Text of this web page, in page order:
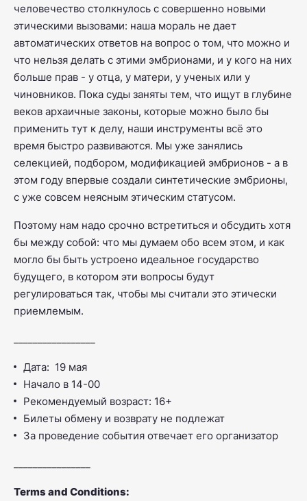
человечество столкнулось с совершенно новыми
этическими вызовами: наша мораль не дает
автоматических ответов на вопрос о том, что можно и
что нельзя делать с этими эмбрионами, и у кого на них
больше прав - у отца, у матери, у ученых или у
чиновников. Пока суды заняты тем, что ищут в глубине
веков архаичные законы, которые можно было бы
применить тут к делу, наши инструменты всё это
время быстро развиваются. Мы уже занялись
селекцией, подбором, модификацией эмбрионов - а в
этом году впервые создали синтетические эмбрионы,
с уже совсем неясным этическим статусом.
Поэтому нам надо срочно встретиться и обсудить хотя
бы между собой: что мы думаем обо всем этом, и как
могло бы быть устроено идеальное государство
будущего, в котором эти вопросы будут
регулироваться так, чтобы мы считали это этически
приемлемым.
Дата: 19 мая
Начало в 14-00
Рекомендуемый возраст: 16+
Билеты обмену и возврату не подлежат
За проведение события отвечает его организатор
Terms and Conditions: